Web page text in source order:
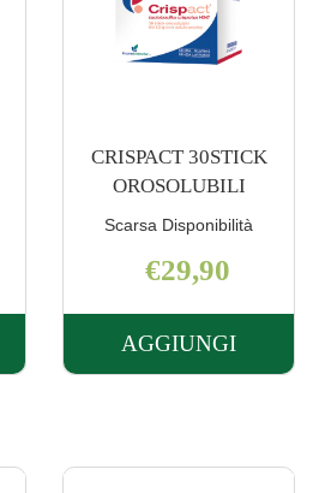
BIFISELLE
CRISPACT 30STICK
OROSOLUBILI
Scarsa Disponibilità
€29,90
AGGIUNGI
AGGIUNGI